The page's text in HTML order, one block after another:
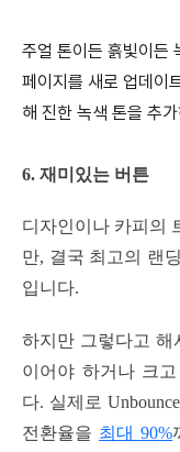
주얼 톤이든 흙빛이든
페이지를 새로 업데이
해 진한 녹색 톤을 추
6. 재미있는 버튼
디자인이나 카피의
만, 결국 최고의 랜
입니다.
하지만 그렇다고 해
이어야 하거나 크
다. 실제로
전환율을 최대 90%